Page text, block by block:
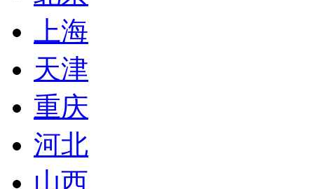
上海
天津
重庆
河北
山西